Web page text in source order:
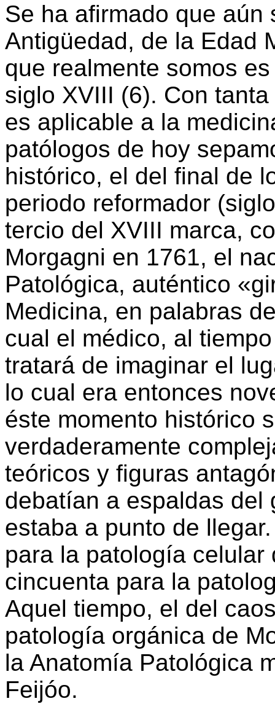
Se ha afirmado que
Antigüedad, de la Edad
que realmente somos
siglo XVIII (6). Con
es aplicable a la
patólogos de hoy
histórico, el del final de
periodo reformador
tercio del XVIII marca,
Morgagni en 1761, el
Patológica, auténtico
Medicina, en palabras
cual el médico, al
tratará de imaginar el
lo cual era entonces
éste momento histórico
verdaderamente
teóricos y figuras
debatían a espaldas del
estaba a punto de
para la patología celular
cincuenta para la
Aquel tiempo, el del
patología orgánica de
la Anatomía Patológica
Feijóo.